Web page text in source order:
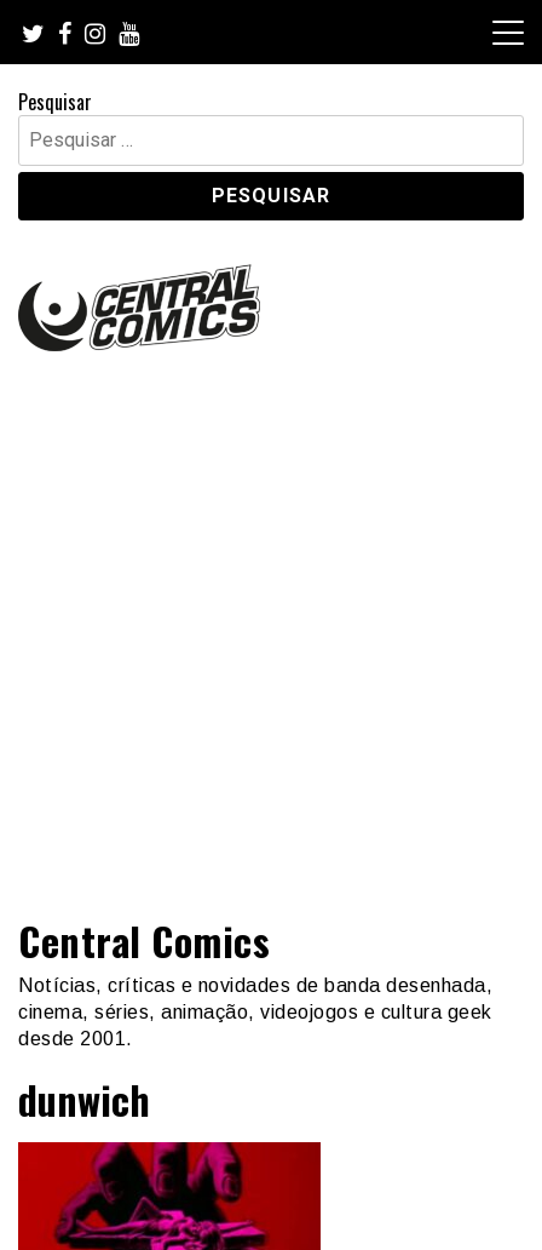
content
Pesquisar
Pesquisar
por:
Central Comics
Notícias, críticas e novidades de banda desenhada,
cinema, séries, animação, videojogos e cultura geek
desde 2001.
dunwich